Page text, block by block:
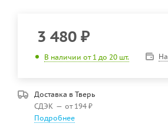
3 480 ₽
В наличии от 1 до 20 шт.
Доставка в Тверь
СДЭК — от 194 ₽
Подробнее